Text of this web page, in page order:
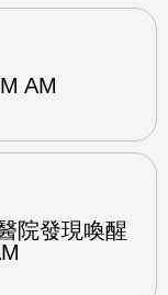
AM
院發現喚醒